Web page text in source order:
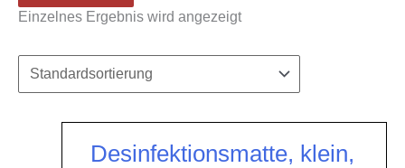
Einzelnes Ergebnis wird angezeigt
Desinfektionsmatte, klein,